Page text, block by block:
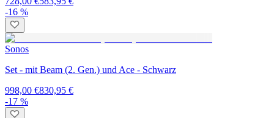
-16 %
Sonos
Set - mit Beam (2. Gen.) und Ace - Schwarz
998,00 €830,95 €
-17 %